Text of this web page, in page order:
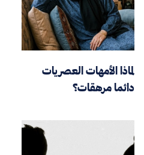
لماذا الأمهات العصريات
دائما مرهقات؟